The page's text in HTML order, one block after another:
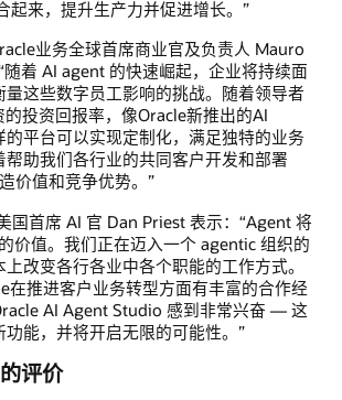
起来，提升生产力并促进增长。”
业务全球首席商业官及负责人 Mauro
着 AI agent 的快速崛起，企业将持续面
量这些数字员工影响的挑战。随着领导者
投资回报率，像Oracle新推出的AI
平台可以实现定制化，满足独特的业务
帮助我们各行业的共同客户开发和部署
价值和竞争优势。”
国首席 AI 官 Dan Priest 表示：“Agent 将
价值。我们正在迈入一个 agentic 组织的
改变各行各业中各个职能的工作方式。
在推进客户业务转型方面有丰富的合作经
AI Agent Studio 感到非常兴奋 — 这
能，并将开启无限的可能性。”
评价